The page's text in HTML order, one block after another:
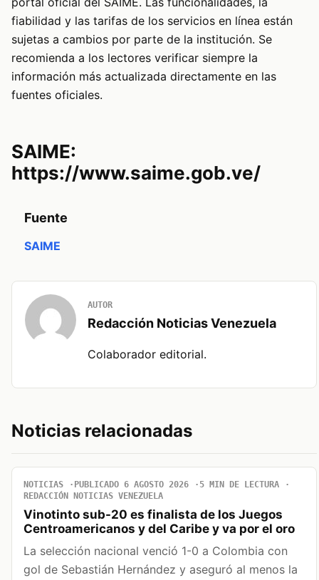
fiabilidad y las tarifas de los servicios en línea están
sujetas a cambios por parte de la institución. Se
recomienda a los lectores verificar siempre la
información más actualizada directamente en las
fuentes oficiales.
SAIME:
https://www.saime.gob.ve/
Fuente
SAIME
AUTOR
Redacción Noticias Venezuela
Colaborador editorial.
Noticias relacionadas
NOTICIAS PUBLICADO 6 AGOSTO 2026
5 MIN DE LECTURA
REDACCIÓN NOTICIAS VENEZUELA
Vinotinto sub-20 es finalista de los Juegos
Centroamericanos y del Caribe y va por el oro
La selección nacional venció 1-0 a Colombia con
gol de Sebastián Hernández y aseguró al menos la